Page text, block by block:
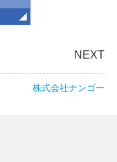
NEXT
株式会社ナンゴー